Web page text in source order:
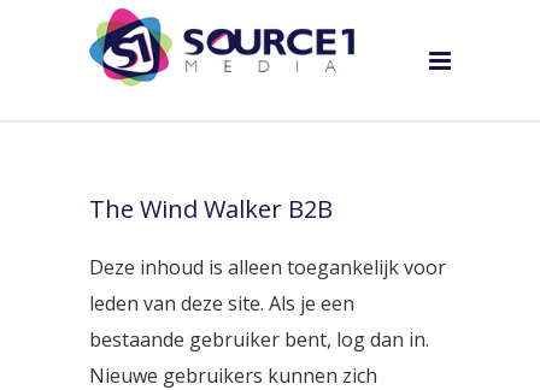
The Wind Walker B2B
Deze inhoud is alleen toegankelijk voor
leden van deze site. Als je een
bestaande gebruiker bent, log dan in.
Nieuwe gebruikers kunnen zich